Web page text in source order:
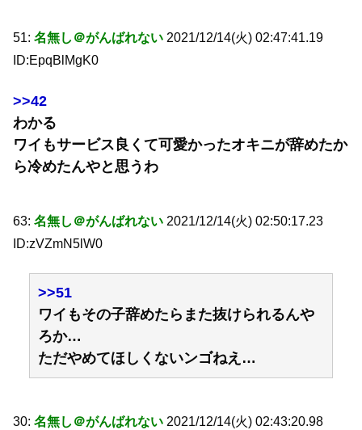
51: 名無し＠がんばれない 2021/12/14(火) 02:47:41.19
ID:EpqBlMgK0
>>42
わかる
ワイもサービス良くて可愛かったオキニが辞めたか
ら冷めたんやと思うわ
63: 名無し＠がんばれない 2021/12/14(火) 02:50:17.23
ID:zVZmN5lW0
>>51
ワイもその子辞めたらまた抜けられるんや
ろか…
ただやめてほしくないンゴねえ…
30: 名無し＠がんばれない 2021/12/14(火) 02:43:20.98